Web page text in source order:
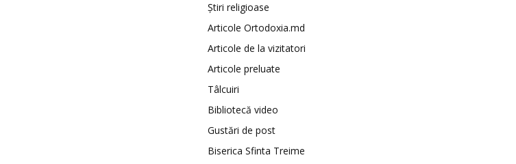
Știri religioase
Articole Ortodoxia.md
Articole de la vizitatori
Articole preluate
Tâlcuiri
Bibliotecă video
Gustări de post
Biserica Sfinta Treime